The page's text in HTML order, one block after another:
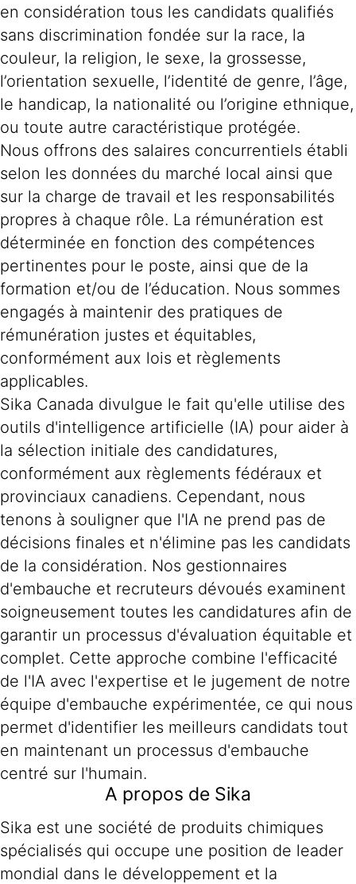
en considération tous les candidats qualifiés
sans discrimination fondée sur la race, la
couleur, la religion, le sexe, la grossesse,
l’orientation sexuelle, l’identité de genre, l’âge,
le handicap, la nationalité ou l’origine ethnique,
ou toute autre caractéristique protégée.
Nous offrons des salaires concurrentiels établi
selon les données du marché local ainsi que
sur la charge de travail et les responsabilités
propres à chaque rôle. La rémunération est
déterminée en fonction des compétences
pertinentes pour le poste, ainsi que de la
formation et/ou de l’éducation. Nous sommes
engagés à maintenir des pratiques de
rémunération justes et équitables,
conformément aux lois et règlements
applicables.
Sika Canada divulgue le fait qu'elle utilise des
outils d'intelligence artificielle (IA) pour aider à
la sélection initiale des candidatures,
conformément aux règlements fédéraux et
provinciaux canadiens. Cependant, nous
tenons à souligner que l'IA ne prend pas de
décisions finales et n'élimine pas les candidats
de la considération. Nos gestionnaires
d'embauche et recruteurs dévoués examinent
soigneusement toutes les candidatures afin de
garantir un processus d'évaluation équitable et
complet. Cette approche combine l'efficacité
de l'IA avec l'expertise et le jugement de notre
équipe d'embauche expérimentée, ce qui nous
permet d'identifier les meilleurs candidats tout
en maintenant un processus d'embauche
centré sur l'humain.
A propos de Sika
Sika est une société de produits chimiques
spécialisés qui occupe une position de leader
mondial dans le développement et la